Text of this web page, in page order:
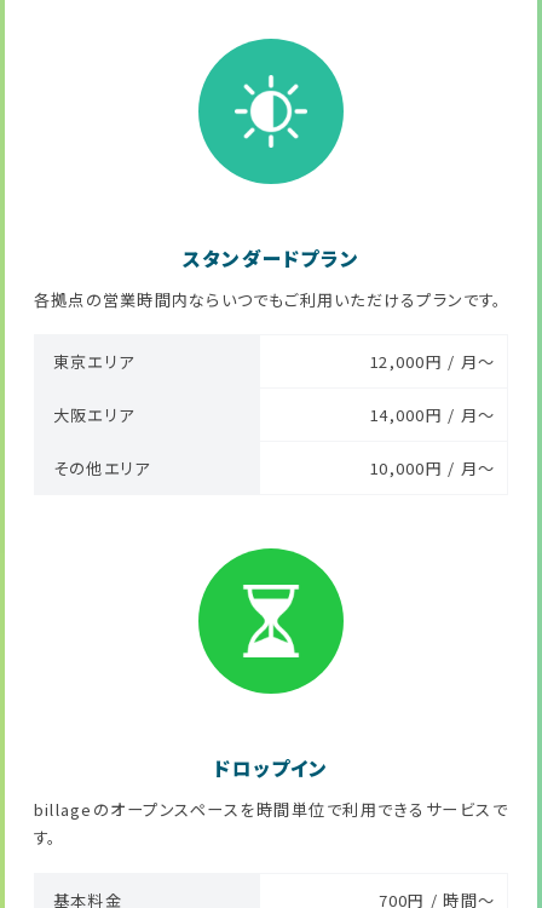
スタンダードプラン
各拠点の営業時間内ならいつでもご利用いただけるプランです。
東京エリア 12,000円 / 月～
大阪エリア 14,000円 / 月～
その他エリア 10,000円 / 月～
ドロップイン
billageのオープンスペースを時間単位で利用できるサービスで
す。
基本料金 700円 / 時間～